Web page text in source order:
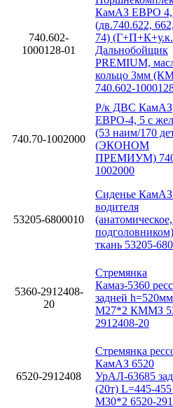
740.602-
1000128-01
КамАЗ ЕВРО 4,
(дв.740.622,
74)
Дальнобойщик
PREMIUM,
кольцо 3мм
740.602-
740.70-1002000
Р/к ДВС КамАЗ
ЕВРО-4, 5 с
(53 наим/170
(ЭКОНОМ
ПРЕМИУМ)
1002000
53205-6800010
Сиденье
водителя
подголовником)
ткань 53205-
5360-2912408-
20
Стремянка
Камаз-5360
задней h=520мм
М27*2 КММЗ
2912408-20
6520-2912408
Стремянка
КамАЗ 6520
УрАЛ-63685
(20т) L=445-
М30*2 6520-